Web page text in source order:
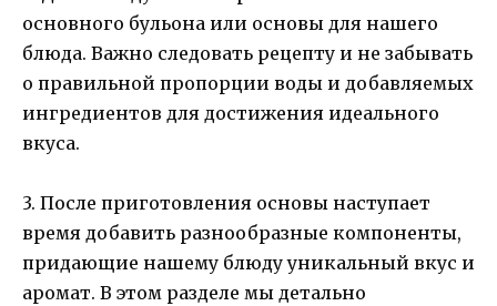
основного бульона или основы для нашего
блюда. Важно следовать рецепту и не забывать
о правильной пропорции воды и добавляемых
ингредиентов для достижения идеального
вкуса.
3. После приготовления основы наступает
время добавить разнообразные компоненты,
придающие нашему блюду уникальный вкус и
аромат. В этом разделе мы детально